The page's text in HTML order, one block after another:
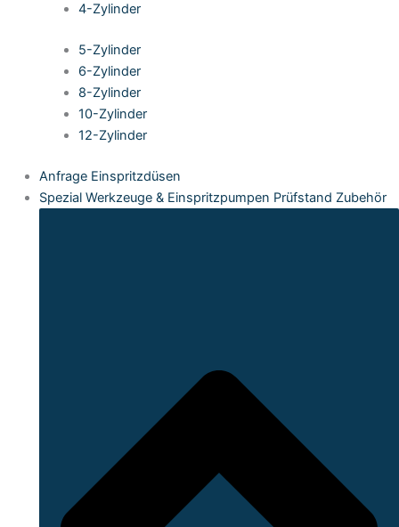
4-Zylinder
5-Zylinder
6-Zylinder
8-Zylinder
10-Zylinder
12-Zylinder
Anfrage Einspritzdüsen
Spezial Werkzeuge & Einspritzpumpen Prüfstand Zubehör